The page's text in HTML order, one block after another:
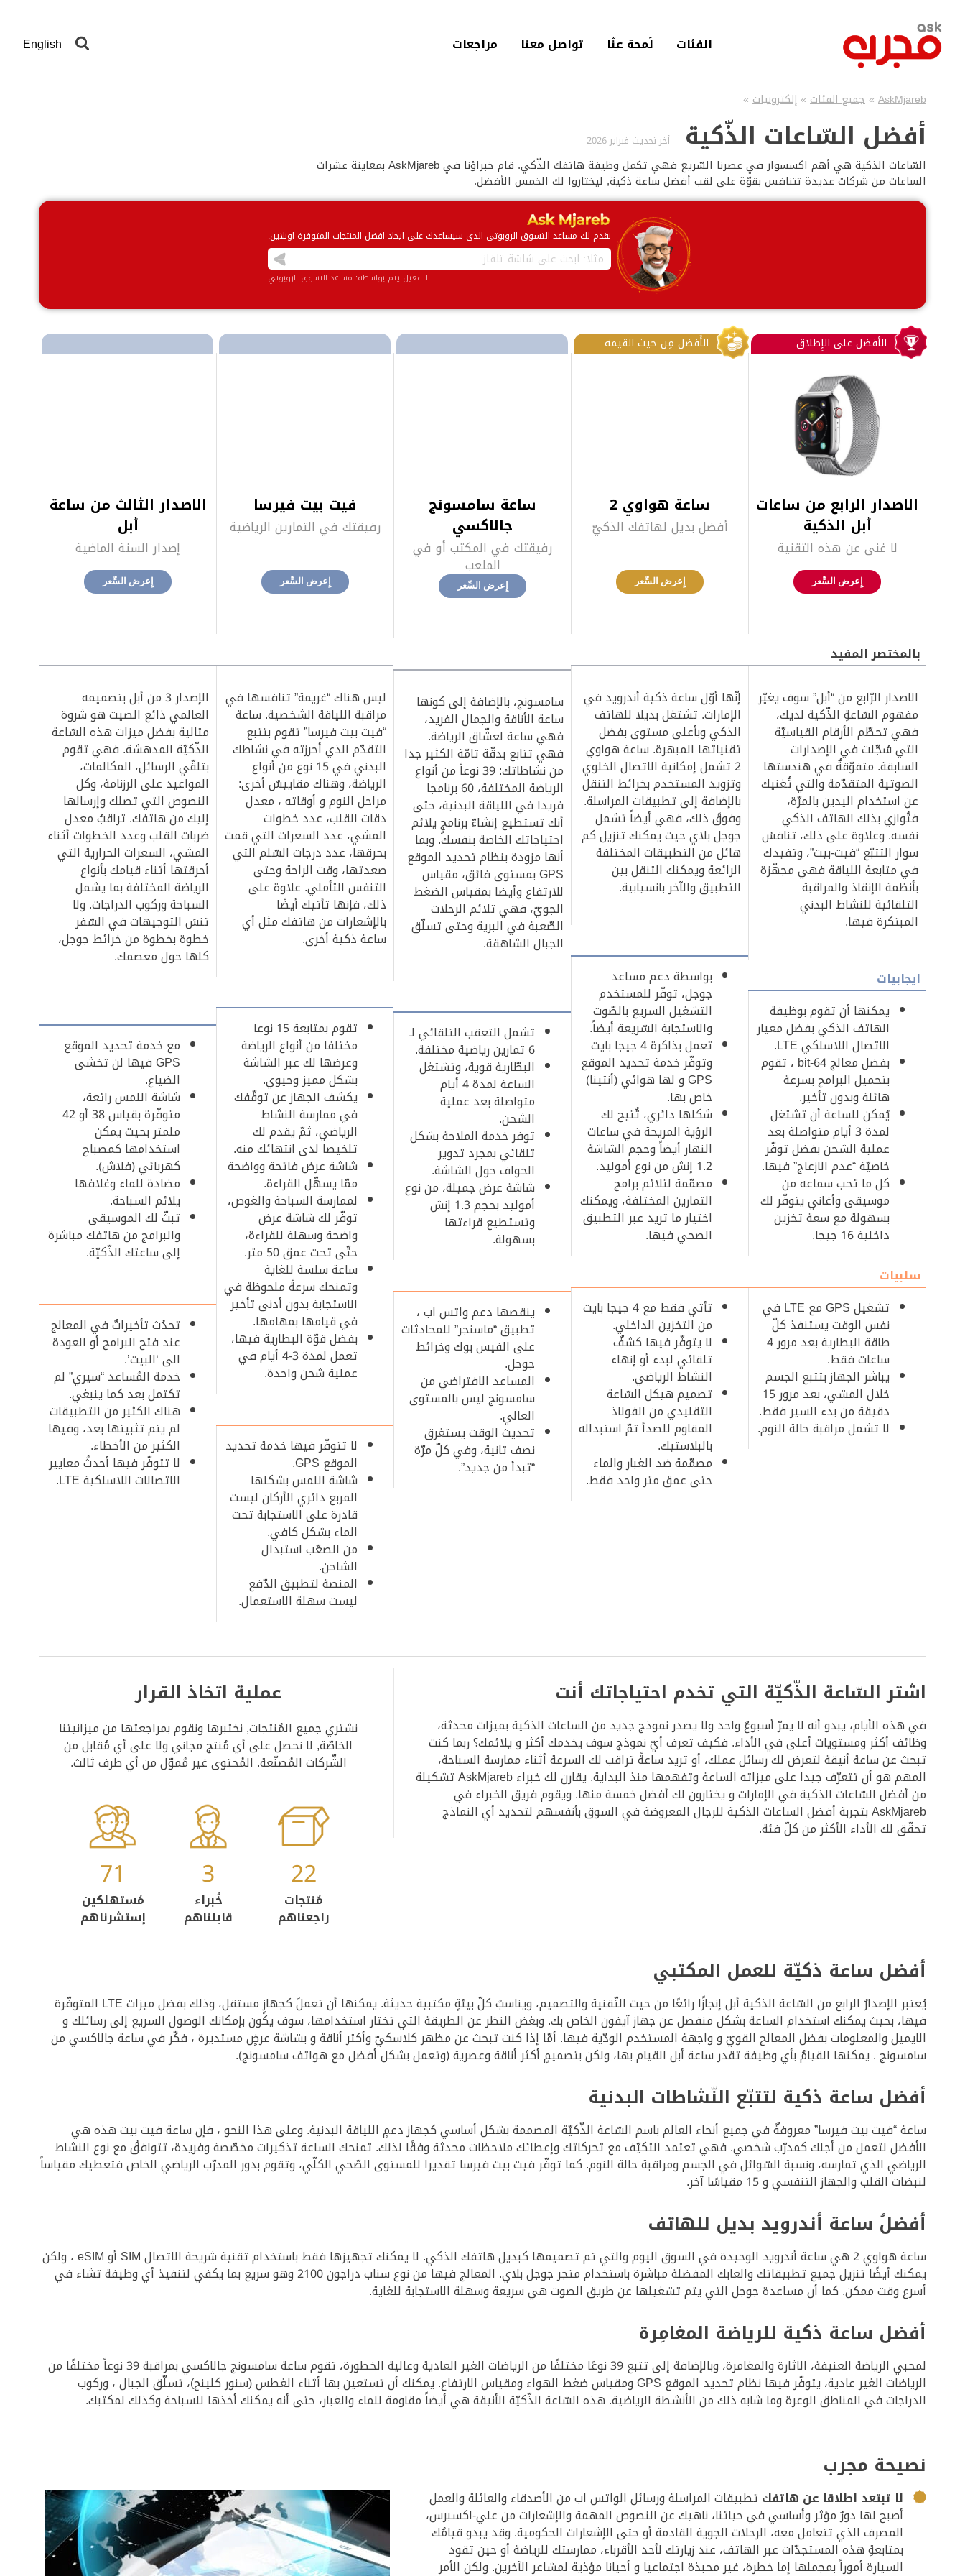
المحتوى
الرئيسي
الفئات لَمحة عنّا‎ تواصل معنا مراجعات English
AskMjareb
»جميع الفئات »إلكترونيات »
أفضل السّاعات الذّكية أخر تحديث فبراير 2026
السّاعات الذكية هي أهم اكسسوار في عصرنا السّريع فهي تكمل وظيفة هاتفك الذّكي. قام خبراؤنا في AskMjareb بمعاينة عشرات
الساعات من شركات عديدة تتنافس بقوّة على لقب أفضل ساعة ذكية, ليختاروا لك الخمس الأفضل.
نقدم لك مساعد التسوق الروبوتي الذي سيساعدك على ايجاد افضل المنتجات المتوفرة اونلاين.
التفعيل يتم بواسطة: مساعد التسوق الروبوتي
الأفضل على الإِطلاق‎
الاصدار الرابع من ساعات
أبل الذكية
لا غنى عن هذه التقنية
إِعرض السِّعر‎
بالمختصر المفيد‎
الاصدار الرّابع من “أبل” سوف يغيّر
مفهوم السّاعةِ الذّكية لديك،
فهي تحطّم الأرقام القياسيّة
التي سُجّلت في الإصدارات
السابقة. متفوّقةٌ في هندستها
الصوتية المتقدّمة والتي تُغنيك
عن استخدام اليدين بالمرّة،
فتُوازي بذلك الهاتف الذكي
نفسه. وعلاوة على ذلك، تنافسُ
سوار التتبّع “فيت-بيت”، وتفيدك
في متابعة اللياقة فهي مجهّزة
بأنظمة الإنقاذ والمراقبة
التلقائية للنشاط البدني
المبتكرة فيها.
ايجابيات‎
يمكنها أن تقوم بوظيفة
الهاتف الذكي بفضل معيار
الاتصال اللاسلكي LTE.
بفضل معالج 64-bit ، تقوم
بتحميل البرامج بسرعة
هائلة وبدون تأخير.
يُمكن للساعة أن تشتغل
لمدة 3 أيام متواصلة بعد
عملية الشحن بفضل توفّر
خاصيّة “عدم الازعاج” فيها.
كل ما تحب سماعه من
موسيقى وأغاني يتوفّر لك
بسهولة مع سعة تخزين
داخلية 16 جيجا.
سلبيات
تشغيل GPS مع LTE في
نفس الوقت يستنفذ كلّ
طاقة البطارية بعد مرور 4
ساعات فقط.
يباشر الجهاز بتتبع الجسم
خلال المشي، بعد مرور 15
دقيقة من بدء السير فقط.
لا تشمل مراقبة حالة النوم.
الأَفضل مِن حيث القيمة‎
ساعة هواوي 2
أفضل بديل لهاتفك الذكيّ
إِعرض السِّعر‎
إنّها أوّل ساعة ذكية أندرويد في
الإمارات. تشتغل بديلا للهاتف
الذكي وبأعلى مستوى بفضل
تقنياتها المبهرة. ساعة هواوي
2 تشمل إمكانية الاتصال الخلوي
وتزويد المستخدم بخرائط التنقل
بالإضافة إلى تطبيقات المراسلة.
وفوقَ ذلك، فهي أيضاً تشمل
جوجل بلاي حيث يمكنك تنزيل كم
هائل من التطبيقات المختلفة
الرائعة ويمكنك التنقل بين
التطبيق والآخر بانسيابية.
بواسطة دعم مساعد
جوجل، توفّر للمستخدم
التشغيل السريع بالصّوت
والاستجابة السّريعة أيضاً.
تعمل بذاكرة 4 جيجا بايت
وتوفّر خدمة تحديد الموقع
GPS و لها هوائي (أنتينا)
خاص بها.
شكلها دائري، تُتيح لك
الرؤية المريحة في ساعات
النهار أيضاً وحجم الشاشة
1.2 إنش من نوع أموليد.
مصمّمة لتلائم برامج
التمارين المختلفة، ويمكنك
اختيار ما تريد عبر التطبيق
الصحي فيها.
تأتي فقط مع 4 جيجا بايت
من التخزين الداخلي.
لا يتوفّر فيها كشفٌ
تلقائي لبدء أو إنهاء
النشاط الرياضي.
تصميم هيكل السّاعة
التقليدي من الفولاذ
المقاوم للصدأ تمّ استبداله
بالبلاستيك.
مصمّمة ضد الغبار والماء
حتى عمق متر واحد فقط.
ساعة سامسونج
جالاكسي
رفيقتك في المكتب أو في
الملعب
إِعرض السِّعر‎
سامسونج، بالإضافة إلى كونها
ساعة الأناقة والجمال الفريد،
فهي ساعة لعشّاق الرياضة.
فهي تتابع بدقّة تامّة الكثير جدا
من نشاطاتك: 39 نوعاً من أنواع
الرياضة المختلفة، 60 برنامجا
فريدا في اللياقة البدنية، حتى
أنك تستطيع إنشاءّ برنامجٍ يلائم
احتياجاتك الخاصة بنفسك. وبما
أنها مزودة بنظام تحديد الموقع
GPS بمستوى فائق، مقياس
للارتفاع وأيضا بمقياس الضغط
الجويّ، فهي تلائم الرحلات
الصّعبة في البرية وحتى تسلّق
الجبال الشاهقة.
تشمل التعقب التلقائي لـ
6 تمارين رياضية مختلفة.
البطّارية قوية، وتشتغل
الساعة لمدة 4 أيام
متواصلة بعد عملية
الشحن.
توفر خدمة الملاحة بشكل
تلقائي بمجرد تدوير
الحواف حول الشاشة.
شاشة عرض جميلة، من نوع
أموليد بحجم 1.3 إنش
وتستطيع قراءتها
بسهولة.
ينقصها دعم واتس اب ،
تطبيق “ماسنجر” للمحادثات
على الفيس بوك وخرائط
جوجل.
المساعد الافتراضي من
سامسونج ليس بالمستوى
العالي.
تحديث الوقت يستغرق
نصف ثانية، وفي كلّ مرّة
“تبدأ من جديد”.
فيت بيت فيرسا
رفيقتك في التمارين الرياضية
إِعرض السِّعر‎
ليس هناك “غريمة” تنافسها في
مراقبة اللياقة الشخصية. ساعة
“فيت بيت فيرسا” تقوم بتتبع
التقدّم الذي أحرزته في نشاطك
البدني في 15 نوع من أنواع
الرياضة، وهناك مقاييسٌ أخرى:
مراحل النوم و أوقاته ، معدل
دقات القلب، عدد خطوات
المشي، عدد السعرات التي قمت
بحرقها، عدد درجات السّلم التي
صعدتها، وقت الراحة وحتى
التنفس التأملي. علاوة على
ذلك، فإنها تأتيك أيضًا
بالإشعارات من هاتفك مثل أي
ساعة ذكية أخرى.
تقوم بمتابعة 15 نوعا
مختلفا من أنواع الرياضة
وعرضها لك عبر الشاشة
بشكل مميز وحيوي.
يكشف الجهاز عن توقّفك
في ممارسة النشاط
الرياضي، ثمّ يقدم لك
تلخيصا لدى انتهائك منه.
شاشة عرض فاتحة وواضحة
ممّا يسهّل القراءة.
لممارسة السباحة والغوص،
توفّر لك شاشة عرض
واضحة وسهلة للقراءة،
حتّى تحت عمق 50 متر.
ساعة سلسة للغاية
وتمنحك سرعةً ملحوظة في
الاستجابة بدون أدنى تأخير
في قيامها بمهامها.
بفضل قوّة البطارية فيها،
تعمل لمدة 3-4 أيام في
عملية شحن واحدة.
لا تتوفّر فيها خدمة تحديد
الموقع GPS.
شاشة اللمس بشكلها
المربع دائري الأركان ليست
قادرة على الاستجابة تحت
الماء بشكل كافي.
من الصعّب استبدال
الشاحن.
المنصة لتطبيق الدّفع
ليست سهلة الاستعمال.
الاصدار الثالث من ساعة
أبل
إصدار السنة الماضية
إِعرض السِّعر‎
الإصدار 3 من أبل بتصميمه
العالمي ذائع الصيت هو شروة
مثالية بفضل ميزات هذه السّاعة
الذّكيّة المدهشة. فهي تقوم
بتلقّي الرسائل، المكالمات،
المواعيد على الرزنامة، وكل
النصوص التي تصلك وإرسالها
إليك من هاتفك. تراقبُ معدل
ضربات القلب وعدد الخطوات أثناء
المشي، السعرات الحرارية التي
أحرقتها أثناء قيامك بأنواع
الرياضة المختلفة بما يشمل
السباحة وركوب الدراجات. ولا
تنسَ التوجيهات في السّفر
خطوة بخطوة من خرائط جوجل،
كلها حول معصمك.
مع خدمة تحديد الموقع
GPS فيها لن تخشى
الضياع.
شاشة اللمس رائعة،
متوفّرة بقياس 38 أو 42
ملمتر بحيث يمكن
استخدامها كمصباح
كهربائي (فلاش).
مضادة للماء وغلافها
يلائم السباحة.
تبثّ لك الموسيقى
والبرامج من هاتفك مباشرة
إلى ساعتك الذّكيّة.
تحدُث تأخيراتٌ في المعالج
عند فتح البرامج أو العودة
الى ‘البيت’.
خدمة المُساعد “سيري” لم
تكتمل بعد كما ينبغي.
هناك الكثير من التطبيقات
لم يتم تثبيتها بعد، وفيها
الكثير من الأخطاء.
لا تتوفّر فيها أحدثُ معايير
الاتصالات اللاسلكية LTE.
اشتر السّاعة الذّكيّة التي تخدم احتياجاتك أنت
في هذه الأيام، يبدو أنه لا يمرّ أسبوعٌ واحد ولا يصدر نموذج جديد من الساعات الذكية بميزات محدثة،
وظائف أكثر ومستويات أعلى في الأداء. فكيف تعرف أيّ نموذج سوف يخدمك أكثر و يلائمك؟ ربما كنت
تبحث عن ساعة أنيقة لتعرض لك رسائل عملك، أو تريد ساعةً تراقب لك السرعة أثناء ممارسة السباحة،
المهم هو أن تتعرّف جيدا على ميزاته الساعة وتفهمها منذ البداية. يقارن لك خبراء AskMjareb تشكيلة
من أفضل السّاعات الذكية في الإمارات و يختارون لك أفضل خمسة منها. ويقوم فريق الخبراء في
AskMjareb بتجربة أفضل الساعات الذكية للرجال المعروضة في السوق بأنفسهم لتحديد أي النماذج
تحقّق لك الأداء الأكثر من كلّ فئة.
عملية اتخاذ القرار
نشتري جميع المُنتجات, نختبرها ونقوم بمراجعتها من ميزانيتنا
الخاصّة, لا نحصل على أي مُنتج مجاني ولا على أي مُقابل من
الشّركات المُصنّعة. المُحتوى غير مُموّل من أي طرف ثالث.
22
مُنتجات
راجعناهم
3
خُبراء
قابلناهم
71
مُستهلكين
إستشرناهم
أفضل ساعة ذكيّة للعمل المكتبي
يُعتبر الإصدارُ الرابع من السّاعة الذكية أبل إنجازًا رائعًا من حيث التّقنية والتصميم، ويناسبُ كلّ بيئةٍ مكتبية حديثة. يمكنها أن تعملَ كجهازٍ مستقل، وذلك بفضل ميزات LTE المتوفّرة
فيها، بحيث يمكنك استخدام الساعة بشكل منفصل عن جهاز آيفون الخاص بك. وبغض النظر عن الطريقة التي تختار استخدامها، سوف يكون بإمكانك الوصول السريع إلى رسائلك و
الايميل والمعلومات بفضل المعالج القويّ و واجهة المستخدم الودّية فيها. أمّا إذا كنت تبحث عن مظهر كلاسكيّ وأكثر أناقة و بشاشة عرضٍ مستديرة ، فكّر في ساعة جالاكسي من
سامسونج . يمكنها القيامُ بأي وظيفة تقدر ساعة أبل القيام بها، ولكن بتصميمٍ أكثر أناقة وعصرية (وتعمل بشكل أفضل مع هواتف سامسونج).
أفضل ساعة ذكية لتتبّع النّشاطات البدنية
ساعة “فيت بيت فيرسا” معروفةٌ في جميع أنحاء العالم باسم السّاعة الذّكيّة المصممة بشكل أساسي كجهاز دعمٍ اللياقة البدنية. وعلى هذا النحو ، فإن ساعة فيت بيت هذه هي
الأفضل لتعمل من أجلك كمدرّب شخصي. فهي تعتمد التكيّف مع تحركاتك وإعطائك ملاحظات محدثة وفقًا لذلك. تمنحك الساعة تذكيرات مخصّصة وفريدة، تتوافقُ مع نوع النشاط
الرياضي الذي تمارسه، ونسبة السّوائل في الجسم ومراقبة حالة النوم. كما توفّر فيت بيت فيرسا تقديرا للمستوى الصّحي الكلّي، وتقوم بدور المدرّب الرياضي الخاص فتعطيك مقياساً
لنبضات القلب والجهاز التنفسي و 15 مقياسًا آخر.
أفضلُ ساعة أندرويد بديل للهاتف
ساعة هواوي 2 هي ساعة أندرويد الوحيدة في السوق اليوم والتي تم تصميمها كبديل هاتفك الذكي. لا يمكنك تجهيزها فقط باستخدام تقنية شريحة الاتصال SIM أو eSIM ، ولكن
يمكنك أيضًا تنزيل جميع تطبيقاتك والعابك المفضلة مباشرة باستخدام متجر جوجل بلاي. المعالج فيها من نوع سناب دراجون 2100 وهو سريع بما يكفي لتنفيذ أي وظيفة تشاء في
أسرع وقت ممكن. كما أن مساعدة جوجل التي يتم تشغيلها عن طريق الصوت هي سريعة وسهلة الاستجابة للغاية.
أفضل ساعة ذكية للرياضة المغامِرة
لمحبي الرياضة العنيفة، الاثارة والمغامرة، وبالإضافة إلى تتبع 39 نوعًا مختلفًا من الرياضات الغير العادية وعالية الخطورة، تقوم ساعة سامسونج جالاكسي بمراقبة 39 نوعاً مختلفًا من
الرياضات الغير عادية، يتوفّر فيها نظام تحديد الموقع GPS ومقياس ضغط الهواء ومقياس الارتفاع. يمكنك أن تستعين بها أثناء الغطس (سنور كلينج)، تسلّق الجبال ، وركوب
الدراجات في المناطق الوعرة وما شابه ذلك من الأنشطة الرياضية. هذه السّاعة الذّكيّة الأنيقة هي أيضاً مقاومة للماء والغبار، حتى أنه يمكنك أخذها للسباحة وكذلك لمكتبك.
نصيحة مجرب
لا تبتعد اطلاقا عن هاتفك تطبيقات المراسلة ورسائل الواتس اب من الأصدقاء والعائلة والعمل
أصبح لها دورٌ مؤثر وأساسي في حياتنا، ناهيك عن النصوص المهمة والإشعارات من علي-اكسبرس،
المصرف الذي تتعامل معه، الرحلات الجوية القادمة أو حتى الإشعارات الحكومية. وقد يبدو قيامُك
بمتابعةِ هذه المستجدّات عبر الهاتف، عند زيارتك لأحد الأقرباء، ممارستك للرياضة أو حين تقود
السيارة أموراً بمجملها إما خطرة، غير محبذة اجتماعيا و أحيانا مؤذية لمشاعر الآخرين. ولكن الأمر